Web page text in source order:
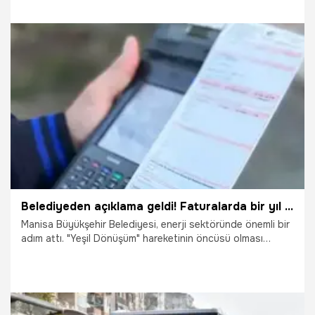
binişleri ücretsiz olacak.
Manisa
Belediyeden açıklama geldi! Faturalarda bir yıl boyunca yüzde 10 indirim
Manisa Büyükşehir Belediyesi, enerji sektöründe önemli bir
adım attı. "Yeşil Dönüşüm" hareketinin öncüsü olması
teknolojiyle örülmüş yeni bir dönemin meşalesini yakıyoruz.
Manisalı hemşehrilerimize etiket fiyatlarından 1 yıl boyunca